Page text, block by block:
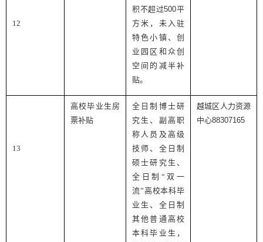
12
积不超过500平
方米，未入驻
特色小镇、创
业园区和众创
空间的减半补
贴。
13
高校毕业生房
票补贴
全日制博士研
究生、副高职
称人员及高级
技师、全日制
硕士研究生、
全日制“双一
流”高校本科毕
业生、全日制
其他普通高校
本科毕业生，
越城区人力资源
中心88307165